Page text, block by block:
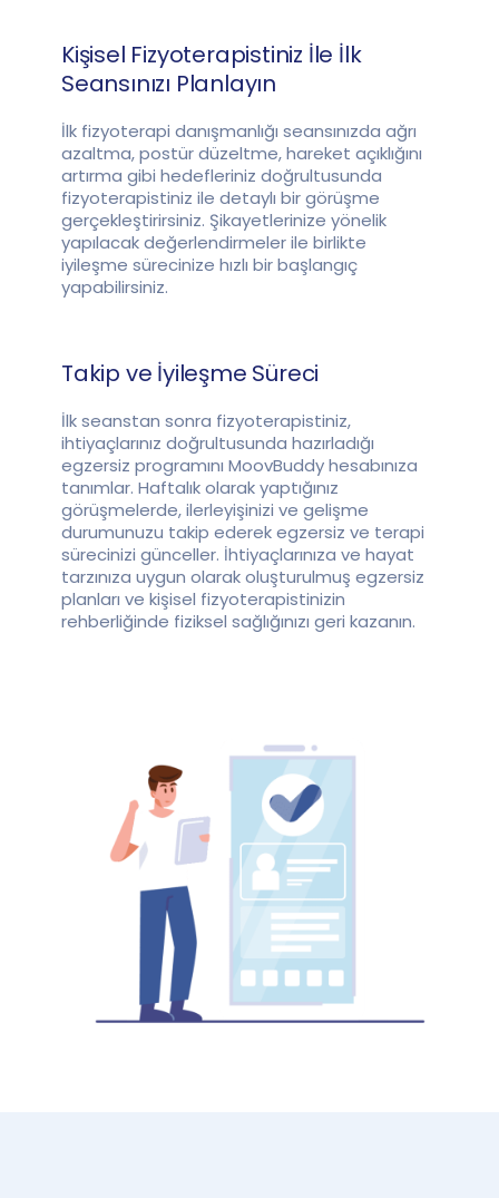
Kişisel Fizyoterapistiniz İle İlk
Seansınızı Planlayın
İlk fizyoterapi danışmanlığı seansınızda ağrı
azaltma, postür düzeltme, hareket açıklığını
artırma gibi hedefleriniz doğrultusunda
fizyoterapistiniz ile detaylı bir görüşme
gerçekleştirirsiniz. Şikayetlerinize yönelik
yapılacak değerlendirmeler ile birlikte
iyileşme sürecinize hızlı bir başlangıç
yapabilirsiniz.
Takip ve İyileşme Süreci
İlk seanstan sonra fizyoterapistiniz,
ihtiyaçlarınız doğrultusunda hazırladığı
egzersiz programını MoovBuddy hesabınıza
tanımlar. Haftalık olarak yaptığınız
görüşmelerde, ilerleyişinizi ve gelişme
durumunuzu takip ederek egzersiz ve terapi
sürecinizi günceller. İhtiyaçlarınıza ve hayat
tarzınıza uygun olarak oluşturulmuş egzersiz
planları ve kişisel fizyoterapistinizin
rehberliğinde fiziksel sağlığınızı geri kazanın.